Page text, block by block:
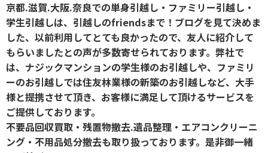
京都.滋賀.大阪.奈良での単身引越し・ファミリー引越し・
学生引越しは、引越しのfriendsまで！ブログを見て決めま
した、以前利用してとても良かったので、友人に紹介して
もらいましたとの声が多数寄せられております。弊社で
は、ナジックマンションの学生様のお引越しや、ファミリ
ーのお引越しでは住友林業様の新築のお引越しなど、大手
様と提携させて頂き、お客様に満足して頂けるサービスを
ご提供しております。
不要品回収買取・残置物撤去.遺品整理・エアコンクリーニ
ング・不用品処分撤去も取り扱っております。是非御一緒